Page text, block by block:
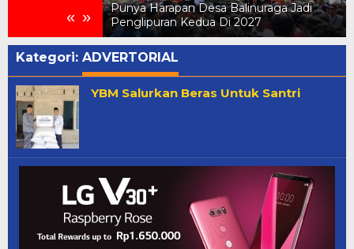
« »
Punya Harapan Desa Balinuraga Jadi
Penglipuran Kedua Di 2027
Kategori: ADVERTORIAL
YBM Salurkan Beras Untuk Santri